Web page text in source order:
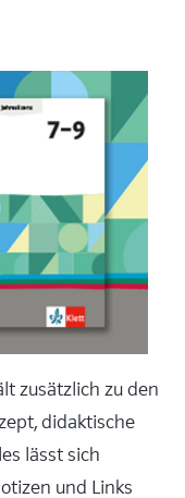
zusätzlich zu den
didaktische
lässt sich
und Links